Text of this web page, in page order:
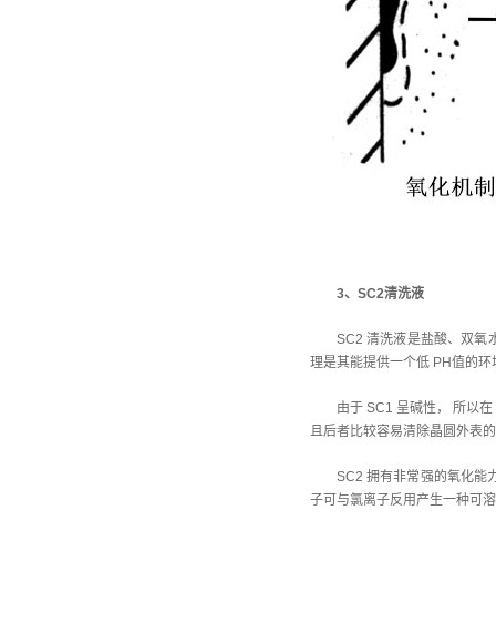
3、SC2清洗液
SC2 清洗液是盐酸、双氧
理是其能提供一个低 PH值的
由于 SC1 呈碱性， 所以
且后者比较容易清除晶圆外表
SC2 拥有非常强的氧化能
子可与氯离子反用产生一种可